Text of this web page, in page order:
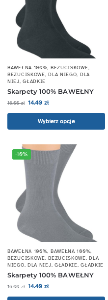
BAWEŁNA 100%, BEZUCISKOWE,
BEZUCISKOWE,DLA NIEGO, DLA
NIEJ,GŁADKIE
Skarpety 100% BAWEŁNY
16.00zł 14.40 zł
Wybierz opcje
-10%
BAWEŁNA 100%, BAWEŁNA 100%,
BEZUCISKOWE,BEZUCISKOWE,DLA
NIEGO, DLA NIEJ, GŁADKIE,GŁADKIE
Skarpety 100% BAWEŁNY
16.00zł 14.40 zł